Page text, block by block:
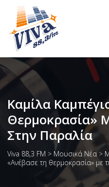
Καμίλα
Θερμοκρασία»
Στην Παραλία
Viva 88,3 FM > Μουσικά Νέα >
«Ανέβασε τη θερμοκρασία» με